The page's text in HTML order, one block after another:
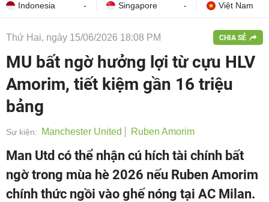
Indonesia
-
Singapore
-
Việt Nam
Thứ Hai, ngày 15/06/2026 18:08 PM CHIA SẺ
MU bất ngờ hưởng lợi từ cựu HLV
Amorim, tiết kiệm gần 16 triệu
bảng
Sự kiện: Manchester United Ruben Amorim
Man Utd có thể nhận cú hích tài chính bất
ngờ trong mùa hè 2026 nếu Ruben Amorim
chính thức ngồi vào ghế nóng tại AC Milan.